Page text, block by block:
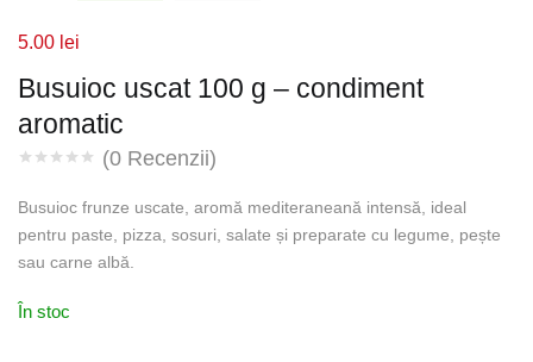
Busuioc uscat 100 g – condiment
aromatic
(0 Recenzii)
5.00 lei
Busuioc frunze uscate, aromă mediteraneană intensă, ideal
pentru paste, pizza, sosuri, salate și preparate cu legume, pește
sau carne albă.
În stoc